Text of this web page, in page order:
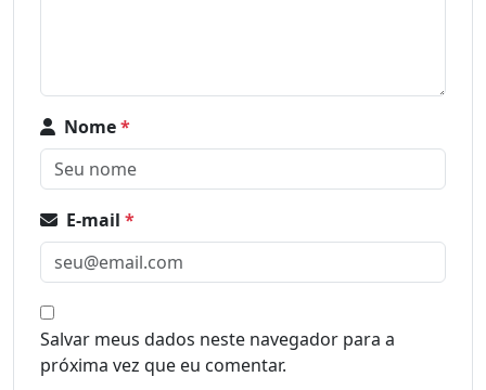
Nome*
E-mail *
Salvar meus dados neste navegador para a
próxima vez que eu comentar.